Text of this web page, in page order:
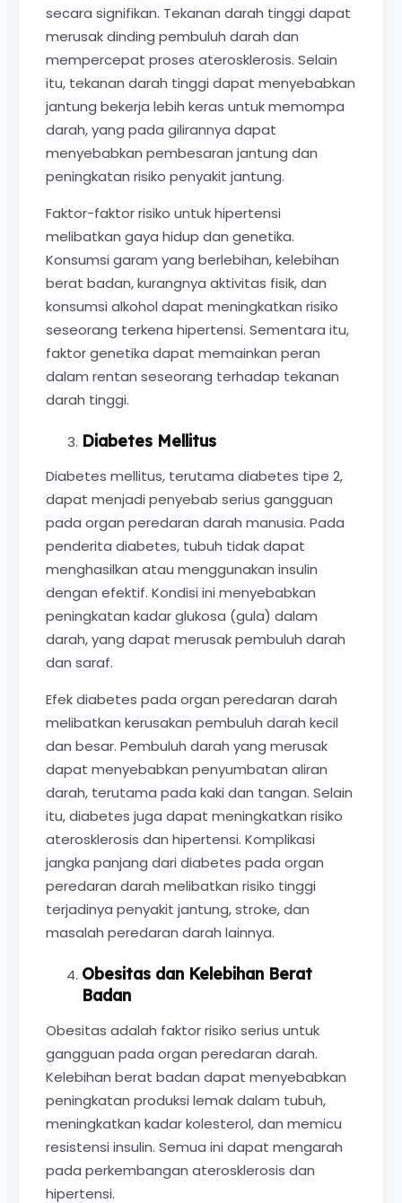
secara signifikan. Tekanan darah tinggi dapat
merusak dinding pembuluh darah dan
mempercepat proses aterosklerosis. Selain
itu, tekanan darah tinggi dapat menyebabkan
jantung bekerja lebih keras untuk memompa
darah, yang pada gilirannya dapat
menyebabkan pembesaran jantung dan
peningkatan risiko penyakit jantung.
Faktor-faktor risiko untuk hipertensi
melibatkan gaya hidup dan genetika.
Konsumsi garam yang berlebihan, kelebihan
berat badan, kurangnya aktivitas fisik, dan
konsumsi alkohol dapat meningkatkan risiko
seseorang terkena hipertensi. Sementara itu,
faktor genetika dapat memainkan peran
dalam rentan seseorang terhadap tekanan
darah tinggi.
Diabetes Mellitus
Diabetes mellitus, terutama diabetes tipe 2,
dapat menjadi penyebab serius gangguan
pada organ peredaran darah manusia. Pada
penderita diabetes, tubuh tidak dapat
menghasilkan atau menggunakan insulin
dengan efektif. Kondisi ini menyebabkan
peningkatan kadar glukosa (gula) dalam
darah, yang dapat merusak pembuluh darah
dan saraf.
Efek diabetes pada organ peredaran darah
melibatkan kerusakan pembuluh darah kecil
dan besar. Pembuluh darah yang merusak
dapat menyebabkan penyumbatan aliran
darah, terutama pada kaki dan tangan. Selain
itu, diabetes juga dapat meningkatkan risiko
aterosklerosis dan hipertensi. Komplikasi
jangka panjang dari diabetes pada organ
peredaran darah melibatkan risiko tinggi
terjadinya penyakit jantung, stroke, dan
masalah peredaran darah lainnya.
Obesitas dan Kelebihan Berat
Badan
Obesitas adalah faktor risiko serius untuk
gangguan pada organ peredaran darah.
Kelebihan berat badan dapat menyebabkan
peningkatan produksi lemak dalam tubuh,
meningkatkan kadar kolesterol, dan memicu
resistensi insulin. Semua ini dapat mengarah
pada perkembangan aterosklerosis dan
hipertensi.